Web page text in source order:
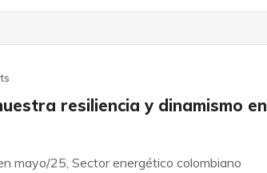
resiliencia y dinamismo en
mayo/25, Sector energético colombiano